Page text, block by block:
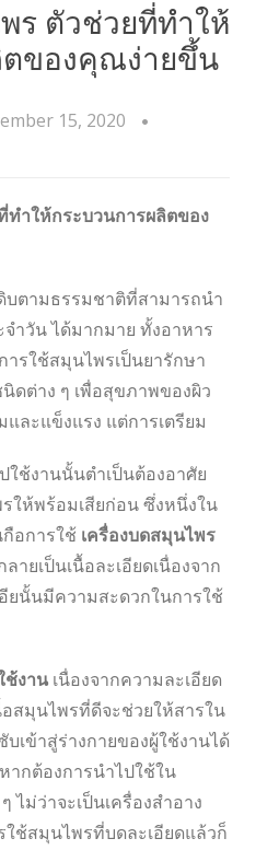
ร ตัวช่วยที่ทำให้
ตของคุณง่ายขึ้น
15, 2020
ทำให้กระบวนการผลิตของ
ธรรมชาติที่สามารถนำ
ำวัน ได้มากมาย ทั้งอาหาร
รใช้สมุนไพรเป็นยารักษา
ดต่าง ๆ เพื่อสุขภาพของผิว
ละแข็งแรง แต่การเตรียม
ช้งานนั้นตำเป็นต้องอาศัย
ให้พร้อมเสียก่อน ซึ่งหนึ่งใน
อการใช้ เครื่องบดสมุนไพร
ยเป็นเนื้อละเอียดเนื่องจาก
ยนั้นมีความสะดวกในการใช้
ช้งาน เนื่องจากความละเอียด
สมุนไพรที่ดีจะช่วยให้สารใน
เข้าสู่ร่างกายของผู้ใช้งานได้
ากต้องการนำไปใช้ใน
ไม่ว่าจะเป็นเครื่องสำอาง
ช้สมุนไพรที่บดละเอียดแล้วก็